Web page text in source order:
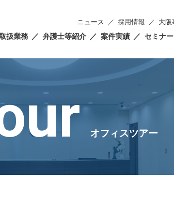
扱業務 弁護士等紹介 案件実績 セミナ
ニュース 採用情報 大阪
オフィスツアー